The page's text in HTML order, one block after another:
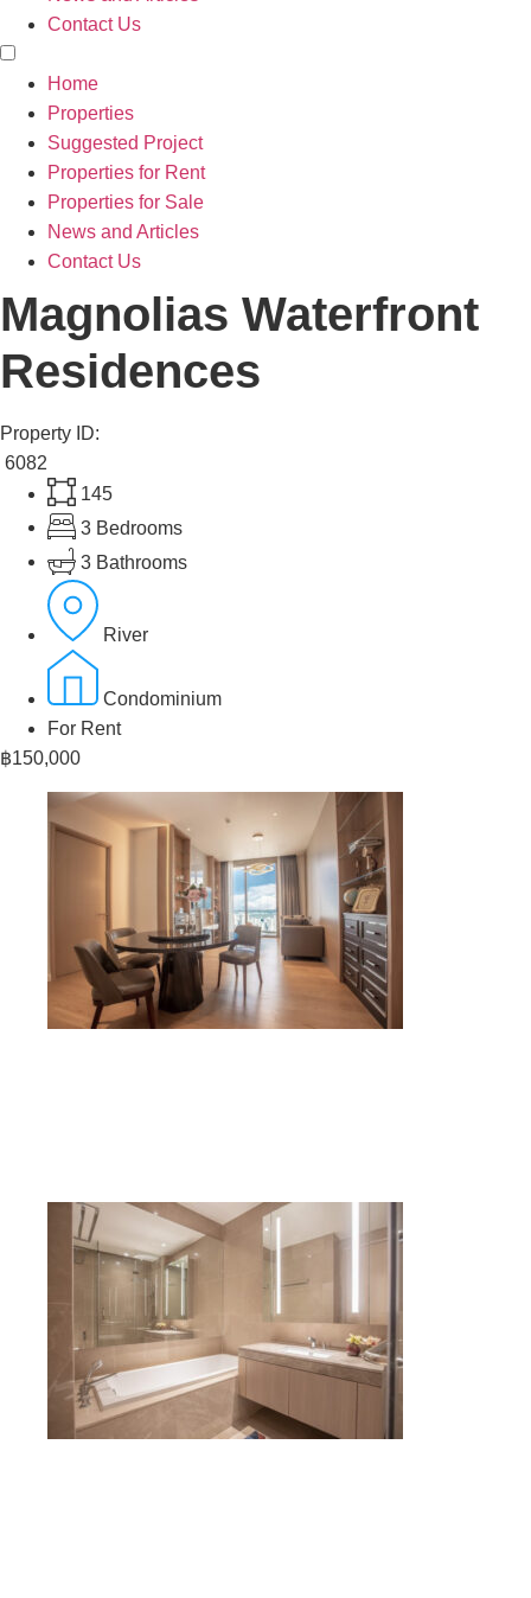
Contact Us
Home
Properties
Suggested Project
Properties for Rent
Properties for Sale
News and Articles
Contact Us
Magnolias Waterfront
Residences
Property ID:
6082
145
3 Bedrooms
3 Bathrooms
River
Condominium
For Rent
฿150,000